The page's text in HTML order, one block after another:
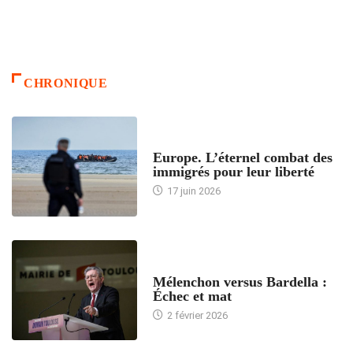
CHRONIQUE
Europe. L’éternel combat des
immigrés pour leur liberté
17 juin 2026
Mélenchon versus Bardella :
Échec et mat
2 février 2026